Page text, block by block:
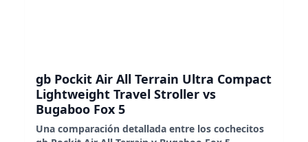
gb Pockit Air All Terrain Ultra Compact
Lightweight Travel Stroller vs
Bugaboo Fox 5
Una comparación detallada entre los cochecitos